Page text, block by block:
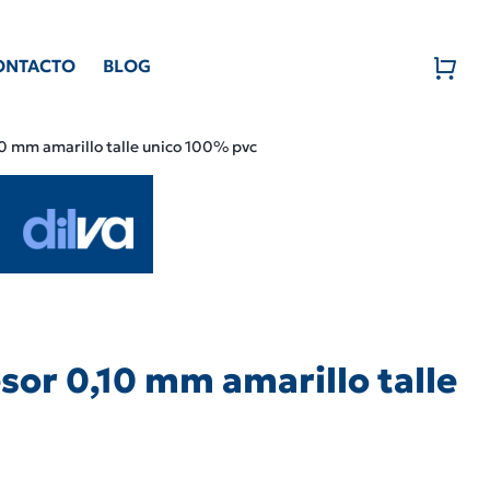
BLOG
mm amarillo talle unico 100% pvc
0,10 mm amarillo talle